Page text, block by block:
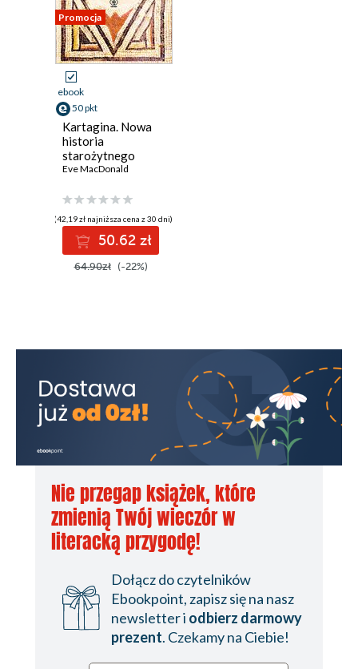
Promocja
ebook
50 pkt
Kartagina. Nowa
historia
starożytnego
imperium
Eve MacDonald
(42,19 zł najniższa cena z 30 dni)
50.62 zł
64.90zł (-22%)
Nie przegap książek, które
zmienią Twój wieczór w
literacką przygodę!
Dołącz do czytelników
Ebookpoint, zapisz się na nasz
newsletter i odbierz darmowy
prezent. Czekamy na Ciebie!